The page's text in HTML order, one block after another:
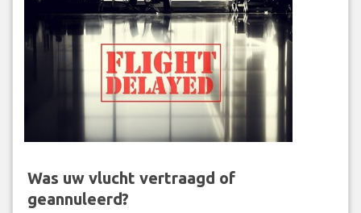
Was uw vlucht vertraagd of
geannuleerd?